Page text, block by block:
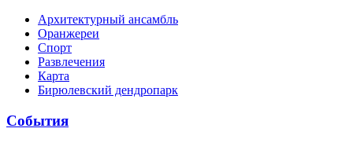
Архитектурный ансамбль
Оранжереи
Спорт
Развлечения
Карта
Бирюлевский дендропарк
События